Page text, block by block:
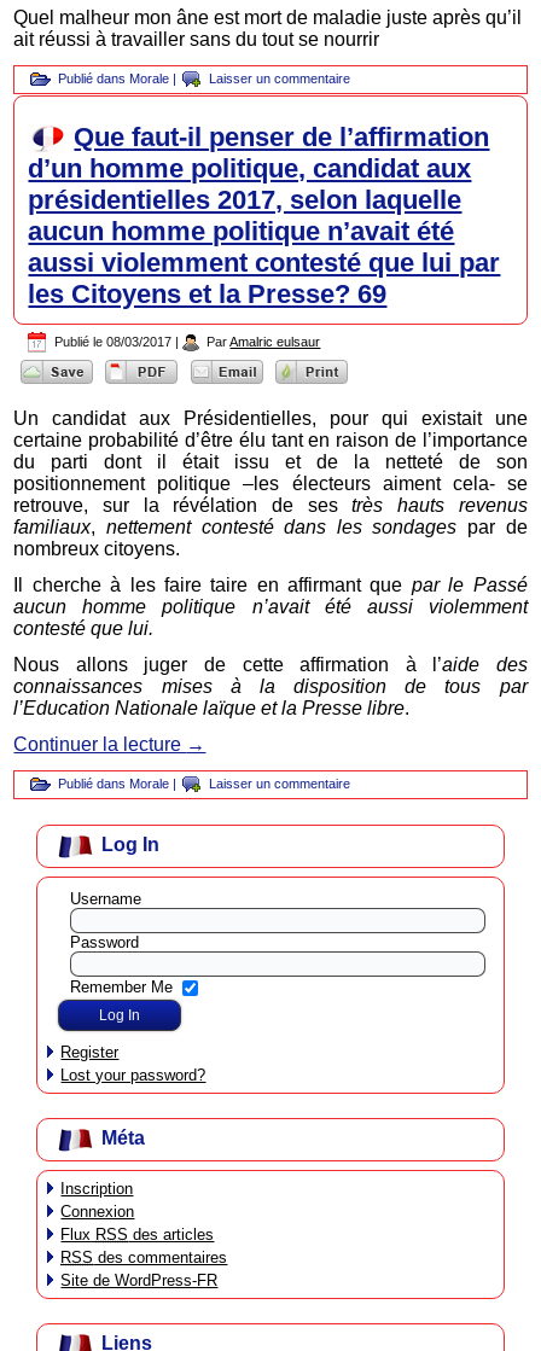
Quel malheur mon âne est mort de maladie juste après qu’il
ait réussi à travailler sans du tout se nourrir
Publié dans Morale | Laisser un commentaire
Que faut-il penser de l’affirmation
d’un homme politique, candidat aux
présidentielles 2017, selon laquelle
aucun homme politique n’avait été
aussi violemment contesté que lui par
les Citoyens et la Presse? 69
Publié le 08/03/2017 | Par Amalric eulsaur
Un candidat aux Présidentielles, pour qui existait une
certaine probabilité d’être élu tant en raison de l’importance
du parti dont il était issu et de la netteté de son
positionnement politique –les électeurs aiment cela- se
retrouve, sur la révélation de sestrès hauts revenus
familiaux,nettement contesté dans les sondages par de
nombreux citoyens.
Il cherche à les faire taire en affirmant que par le Passé
aucun homme politique n’avait été aussi violemment
contesté que lui.
Nous allons juger de cette affirmation à l’aide des
connaissances mises à la disposition de tous par
l’Education Nationale laïque et la Presse libre.
Continuer la lecture →
Publié dans Morale Laisser un commentaire
Log In
Username
Password
Remember Me
Register
Lost your password?
Méta
Inscription
Connexion
Flux RSS des articles
RSS des commentaires
Site de WordPress-FR
Liens